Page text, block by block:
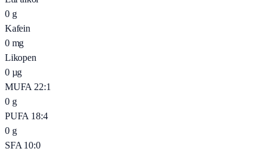
0 g
Kafein
0 mg
Likopen
0 µg
MUFA 22:1
0 g
PUFA 18:4
0 g
SFA 10:0